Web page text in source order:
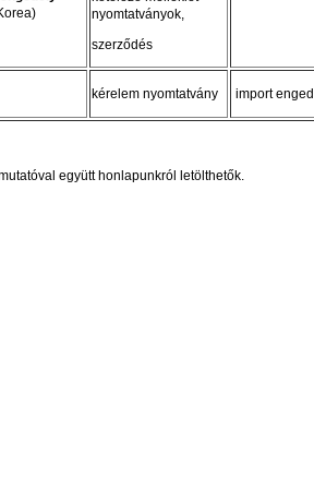
nyomtatványok,
szerződés
kérelem nyomtatvány import
együtt honlapunkról letölthetők.